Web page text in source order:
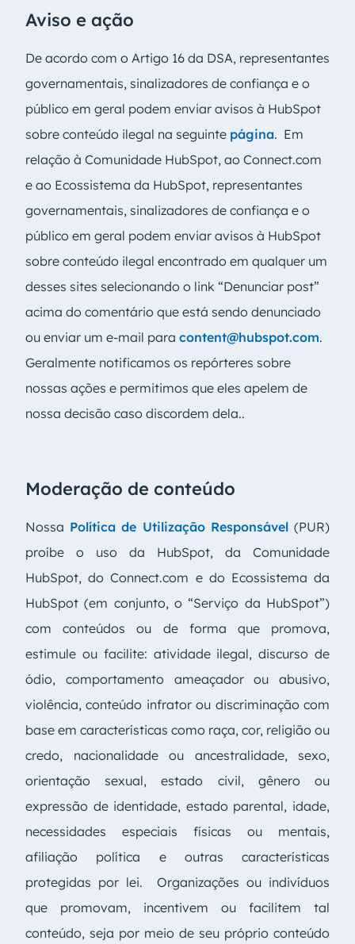
Aviso e ação
De acordo com o Artigo 16 da DSA, representantes
governamentais, sinalizadores de confiança e o
público em geral podem enviar avisos à HubSpot
sobre conteúdo ilegal na seguinte página. Em
relação à Comunidade HubSpot, ao Connect.com
e ao Ecossistema da HubSpot, representantes
governamentais, sinalizadores de confiança e o
público em geral podem enviar avisos à HubSpot
sobre conteúdo ilegal encontrado em qualquer um
desses sites selecionando o link “Denunciar post”
acima do comentário que está sendo denunciado
ou enviar um e-mail para content@hubspot.com.
Geralmente notificamos os repórteres sobre
nossas ações e permitimos que eles apelem de
nossa decisão caso discordem dela..
Moderação de conteúdo
Nossa Política de Utilização Responsável (PUR)
proíbe o uso da HubSpot, da Comunidade
HubSpot, do Connect.com e do Ecossistema da
HubSpot (em conjunto, o “Serviço da HubSpot”)
com conteúdos ou de forma que promova,
estimule ou facilite: atividade ilegal, discurso de
ódio, comportamento ameaçador ou abusivo,
violência, conteúdo infrator ou discriminação com
base em características como raça, cor, religião ou
credo, nacionalidade ou ancestralidade, sexo,
orientação sexual, estado civil, gênero ou
expressão de identidade, estado parental, idade,
necessidades especiais físicas ou mentais,
afiliação política e outras características
protegidas por lei. Organizações ou indivíduos
que promovam, incentivem ou facilitem tal
conteúdo, seja por meio de seu próprio conteúdo